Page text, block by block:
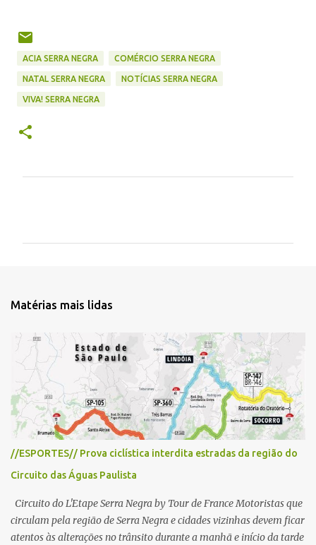
ACIA SERRA NEGRA COMÉRCIO SERRA NEGRA
NATAL SERRA NEGRA NOTÍCIAS SERRA NEGRA
VIVA! SERRA NEGRA
t
i
o
s
Matérias mais lidas
//ESPORTES// Prova ciclística interdita estradas da região do
Circuito das Águas Paulista
Circuito do L'Etape Serra Negra by Tour de France Motoristas que
circulam pela região de Serra Negra e cidades vizinhas devem ficar
atentos às alterações no trânsito durante a manhã e início da tarde